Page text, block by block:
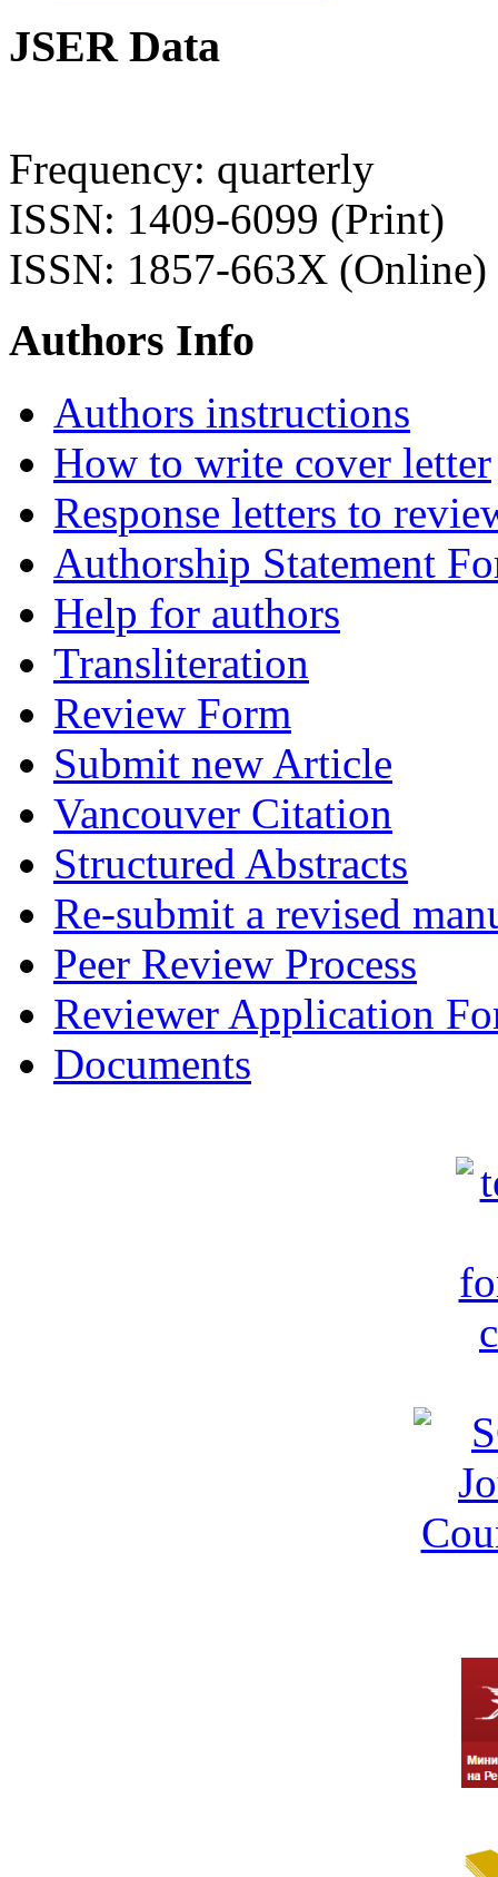
JSER Data
Frequency: quarterly
ISSN: 1409-6099 (Print)
ISSN: 1857-663X (Online)
Authors Info
Authors instructions
How to write cover letter
Response letters to
Authorship Statement
Help for authors
Transliteration
Review Form
Submit new Article
Vancouver Citation
Structured Abstracts
Re-submit a revised
Peer Review Process
Reviewer Application
Documents